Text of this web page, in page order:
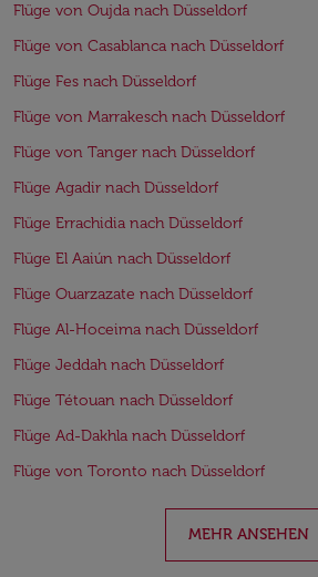
Flüge von Oujda nach Düsseldorf
Flüge von Casablanca nach Düsseldorf
Flüge Fes nach Düsseldorf
Flüge von Marrakesch nach Düsseldorf
Flüge von Tanger nach Düsseldorf
Flüge Agadir nach Düsseldorf
Flüge Errachidia nach Düsseldorf
Flüge El Aaiún nach Düsseldorf
Flüge Ouarzazate nach Düsseldorf
Flüge Al-Hoceima nach Düsseldorf
Flüge Jeddah nach Düsseldorf
Flüge Tétouan nach Düsseldorf
Flüge Ad-Dakhla nach Düsseldorf
Flüge von Toronto nach Düsseldorf
MEHR ANSEHEN